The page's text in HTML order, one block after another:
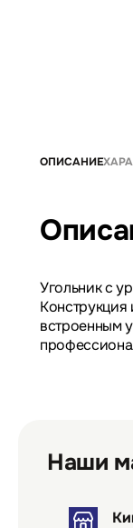
ОПИСАНИЕ
Угольник с
Конструкция
встроенным
Наши